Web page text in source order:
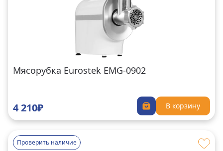
Мясорубка Eurostek EMG-0902
4 210₽ В корзину
Проверить наличие